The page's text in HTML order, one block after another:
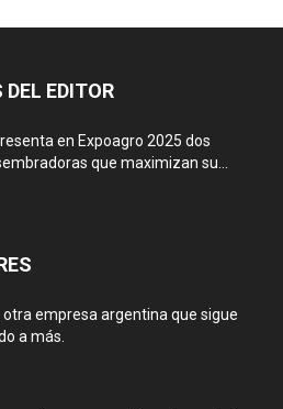
EDITOR
en Expoagro 2025 dos
que maximizan su...
empresa argentina que sigue
a más.